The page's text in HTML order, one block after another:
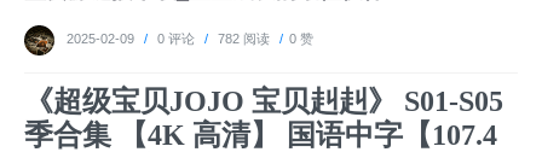
2025-02-09 / 0 评论 / 782 阅读 / 0 赞
《超级宝贝JOJO 宝贝赳赳》 S01-S05
季合集 【4K 高清】 国语中字【107.4